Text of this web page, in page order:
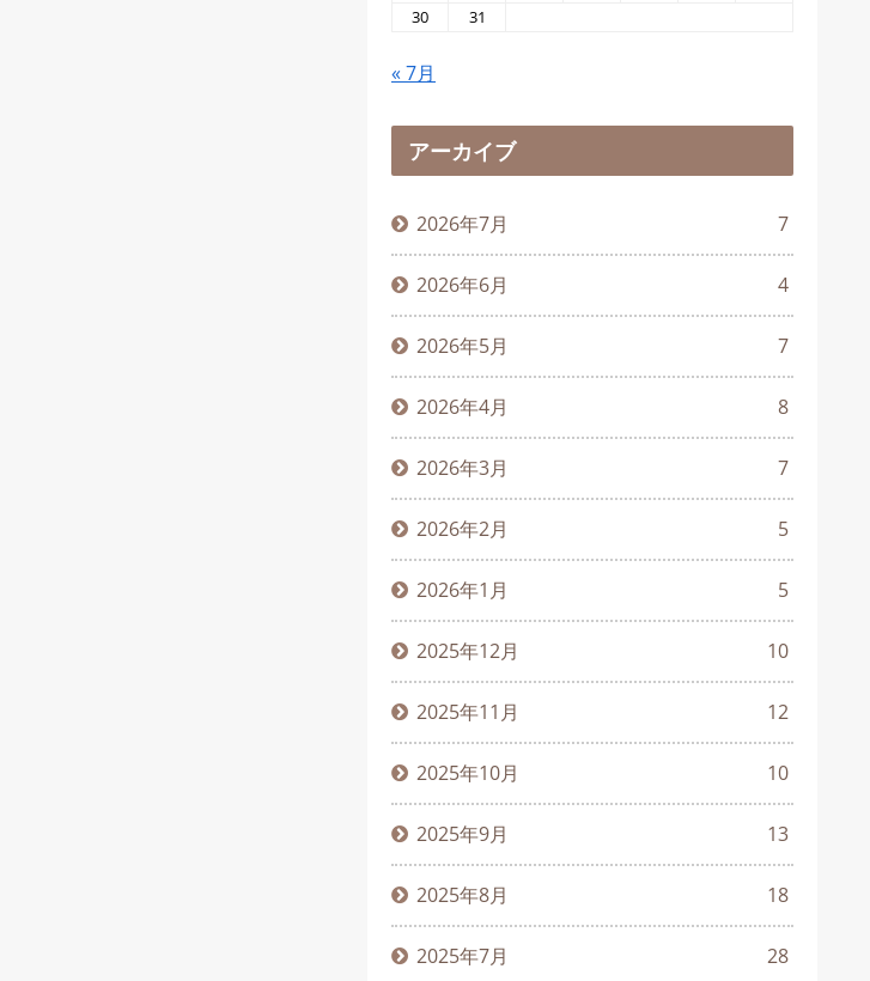
30
31
« 7月
アーカイブ
2026年7月 7
2026年6月 4
2026年5月 7
2026年4月 8
2026年3月 7
2026年2月 5
2026年1月 5
2025年12月 10
2025年11月 12
2025年10月 10
2025年9月 13
2025年8月 18
2025年7月 28